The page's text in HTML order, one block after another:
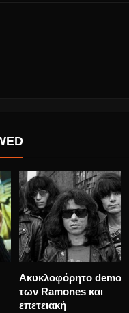
Wu-Tang Clan νεα
βίντεοκλιπ!